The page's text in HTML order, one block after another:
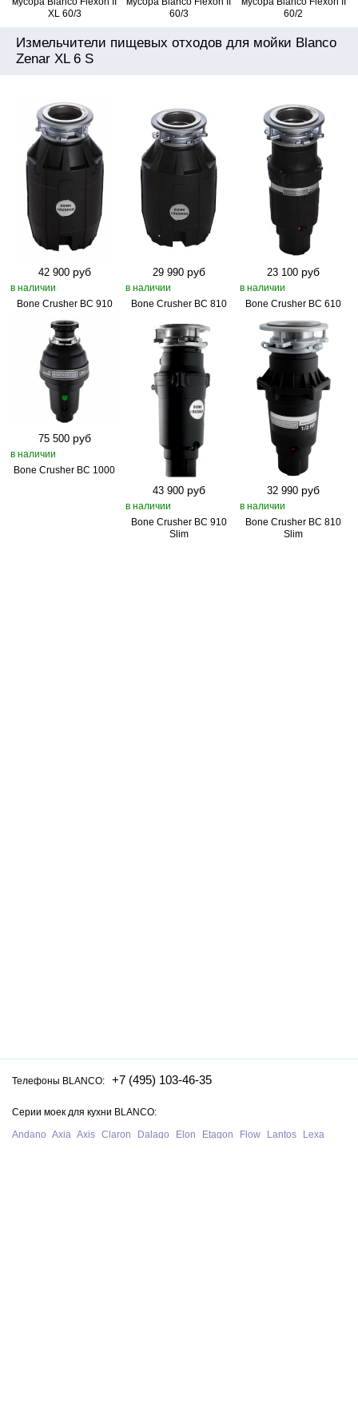
XL 60/3
60/3
60/2
Измельчители пищевых отходов для мойки Blanco
Zenar XL 6 S
42 900 руб
в наличии
Bone Crusher BC 910
29 990 руб
в наличии
Bone Crusher BC 810
23 100 руб
в наличии
Bone Crusher BC 610
75 500 руб
в наличии
Bone Crusher BC 1000
43 900 руб
в наличии
Bone Crusher BC 910
Slim
32 990 руб
в наличии
Bone Crusher BC 810
Slim
Телефоны BLANCO: +7 (495) 103-46-35
Серии моек для кухни BLANCO:
Andano Axia Axis Claron Dalago Elon Etagon Flow Lantos
Lexa